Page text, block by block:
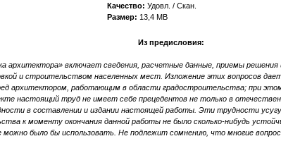
Качество: Удовл. / Скан.
Размер: 13,4 MB
Из предисловия:
архитектора» включает сведения, расчетные данные, приемы решения
и строительством населенных мест. Изложение этих вопросов
архитектором, работающим в области градостроительства; при
настоящий труд не имеет себе прецедентов не только в
в составлении и издании настоящей работы. Эти трудности
к моменту окончания данной работы не было сколько-нибудь
можно было бы использовать. Не подлежит сомнению, что многие